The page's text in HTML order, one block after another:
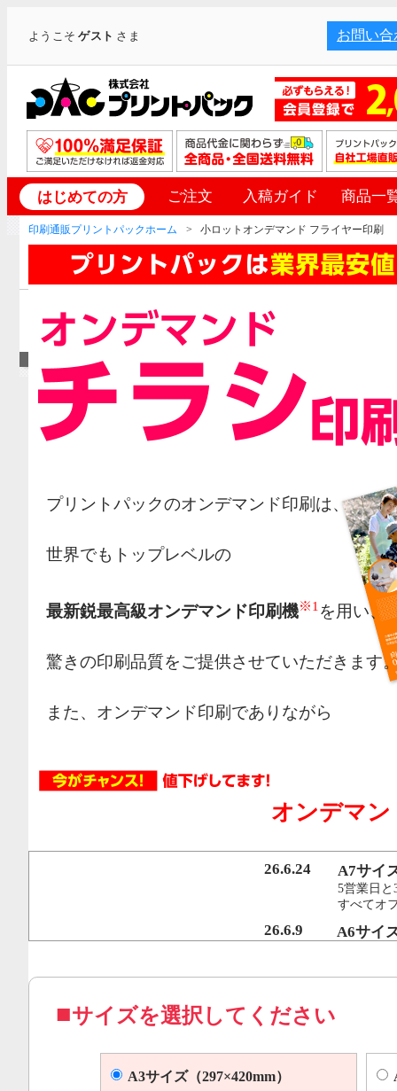
ようこそゲスト さま お問い合
はじめての方 ご注文 入稿ガイド 商品一
印刷通販プリントパックホーム 小ロットオンデマンド フライヤー印刷
プリントパックのオンデマンド印刷は、
世界でもトップレベルの
最新鋭最高級オンデマンド印刷機※1 を用い、
驚きの印刷品質をご提供させていただきます
また、オンデマンド印刷でありながら
行うことで、従来のオンデマンド印刷機より
オフセット印刷に近い品質を実現いたしまし
コピー機やレーザープリンター等によくある色ムラや汚
オンデマン
26.6.24 A7サイ
5営業日と
すべてオ
26.6.9 A6サイ
サイズを選択してください
A3サイズ（297×420mm）